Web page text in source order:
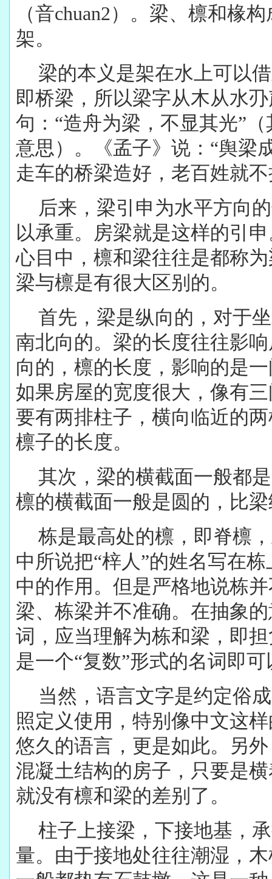
（音chuan2）。梁、檩和椽
架。
梁的本义是架在水上可以
即桥梁，所以梁字从木从水
句：“造舟为梁，不显其光”
意思）。《孟子》说：“舆梁
走车的桥梁造好，老百姓就
后来，梁引申为水平方向
以承重。房梁就是这样的引
心目中，檩和梁往往是都称
梁与檩是有很大区别的。
首先，梁是纵向的，对于
南北向的。梁的长度往往影
向的，檩的长度，影响的是
如果房屋的宽度很大，像有
要有两排柱子，横向临近的
檩子的长度。
其次，梁的横截面一般都
檩的横截面一般是圆的，比
栋是最高处的檩，即脊檩
中所说把“梓人”的姓名写在
中的作用。但是严格地说栋
梁、栋梁并不准确。在抽象
词，应当理解为栋和梁，即
是一个“复数”形式的名词即
当然，语言文字是约定俗
照定义使用，特别像中文这
悠久的语言，更是如此。另
混凝土结构的房子，只要是
就没有檩和梁的差别了。
柱子上接梁，下接地基，
量。由于接地处往往潮湿，